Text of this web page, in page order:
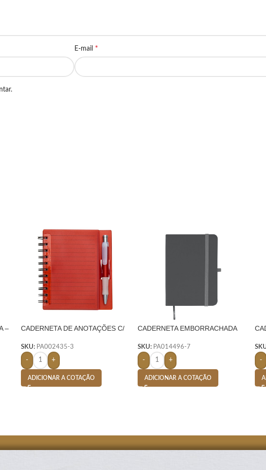
E-mail *
–
CADERNETA DE ANOTAÇÕES C/
SKU: PA002435-3
- +
ADICIONAR A COTAÇÃO
CADERNETA EMBORRACHADA
SKU: PA014496-7
- +
ADICIONAR A COTAÇÃO
-